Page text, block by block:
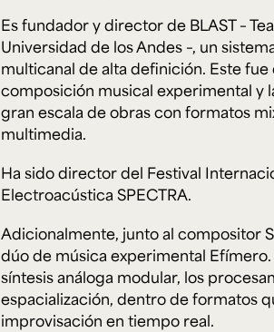
Es fundador y director de BLAST –
Universidad de los Andes –, un
multicanal de alta definición. Este fue
composición musical experimental y
gran escala de obras con formatos
multimedia.
Ha sido director del Festival
Electroacústica SPECTRA.
Adicionalmente, junto al compositor
dúo de música experimental
síntesis análoga modular, los
espacialización, dentro de formatos
improvisación en tiempo real.